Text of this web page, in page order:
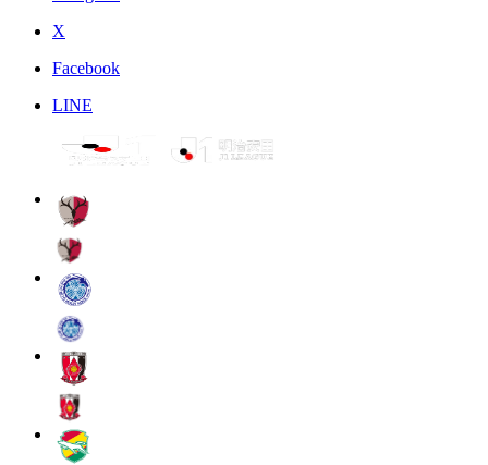
X
Facebook
LINE